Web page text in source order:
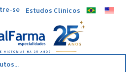
se Estudos Clínicos